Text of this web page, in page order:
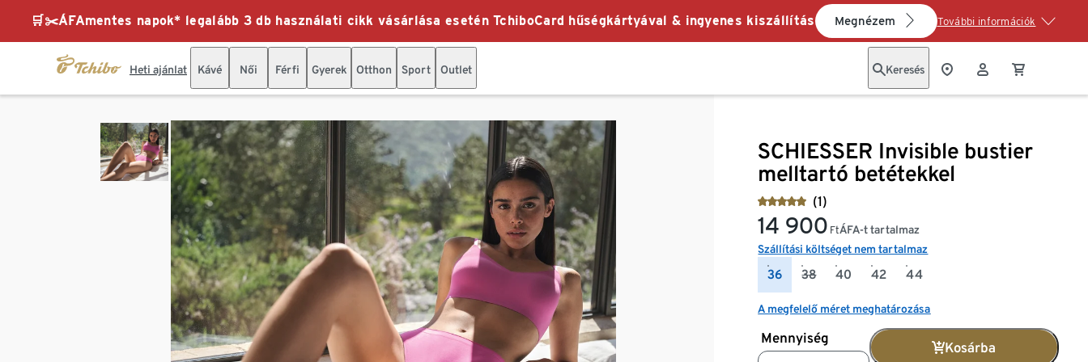
🛒✂️ÁFAmentes napok* legalább 3 db használati cikk vásárlása esetén TchiboCard hűségkártyával & ingyenes kiszállítás Megnézem További információk
Heti ajánlat Kávé Női Férfi Gyerek Otthon Sport Outlet Keresés
SCHIESSER Invisible bustier
melltartó betétekkel
(1)
14 900 FtÁFA-t tartalmaz
Szállítási költséget nem tartalmaz
36 38 40 42 44
A megfelelő méret meghatározása
Mennyiség
Kosárba